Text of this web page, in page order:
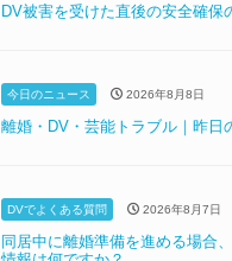
DV被害を受けた直後の安全確保
今日のニュース 2026年8月8日
離婚・DV・芸能トラブル｜昨日
DVでよくある質問 2026年8月7日
同居中に離婚準備を進める場合